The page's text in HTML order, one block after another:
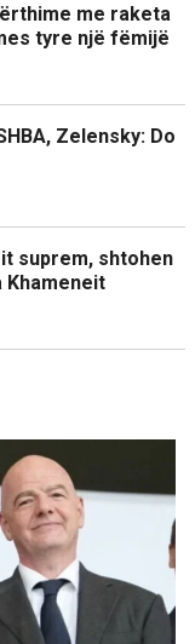
me raketa
tyre një fëmijë
Zelensky: Do
suprem, shtohen
Khameneit